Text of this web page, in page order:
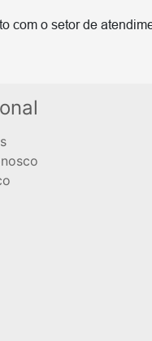
o setor de